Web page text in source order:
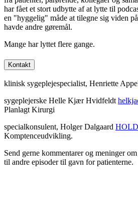
har fået et stort udbytte af at lytte til
en "hyggelig" måde at tilegne sig viden
havde andre gøremål.
Mange har lyttet flere gange.
Kontakt
klinisk sygeplejespecialist, Henriette
sygeplejerske Helle Kjær Hvidfeldt
Planlagt Kirurgi
specialkonsulent, Holger Dalgaard
Komptenceudvikling.
Send gerne kommentarer og meninger
til andre episoder til gavn for patienterne.